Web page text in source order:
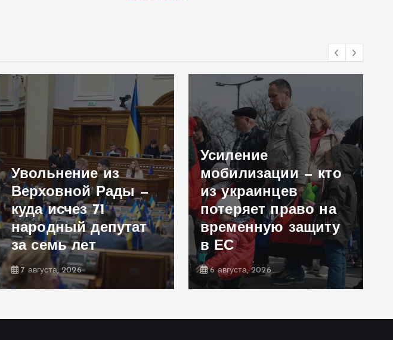
Увольнение из
Верховной Рады —
куда исчез 71
народный депутат
за семь лет
7 августа, 2026
Усиление
мобилизации — кто
из украинцев
потеряет право на
временную защиту
в ЕС
6 августа, 2026